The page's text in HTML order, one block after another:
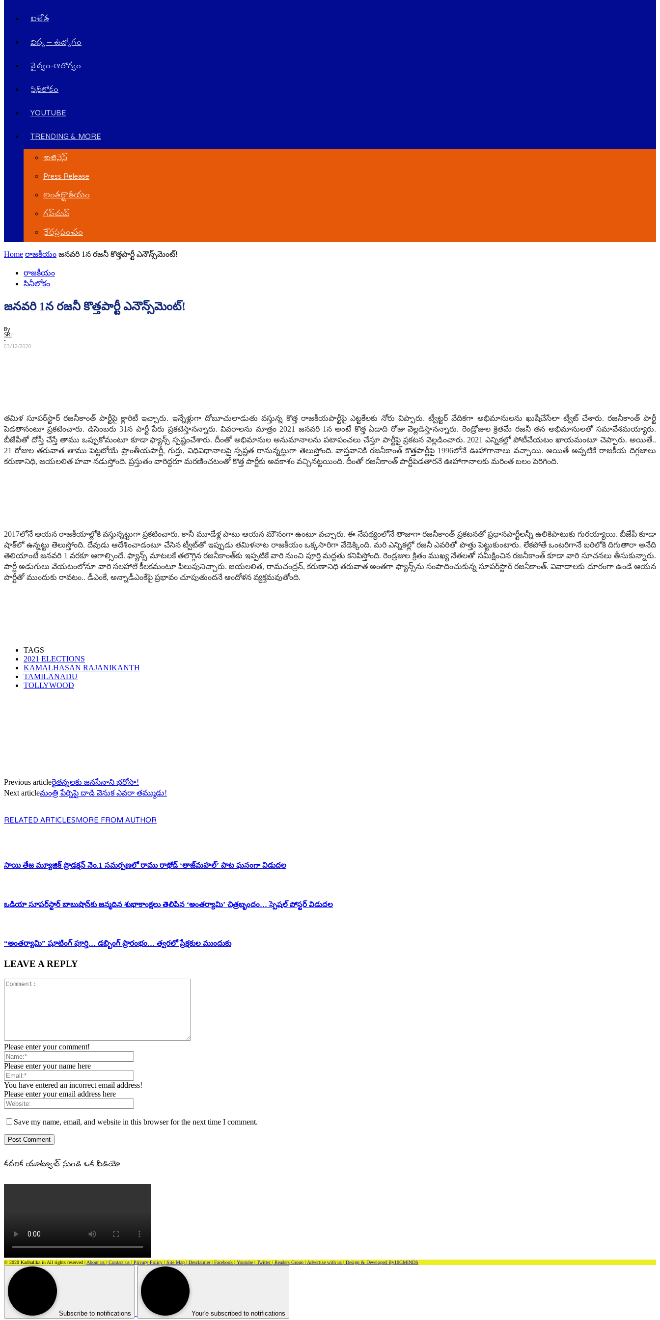
విజేత
విద్య – ఉద్యోగం
వైద్యం-ఆరోగ్యం
సినీలోకం
YOUTUBE
TRENDING & MORE
బిజినెస్
Press Release
అంతర్జాతీయం
గ‌ప్‌చుప్
నేర‌ప్ర‌పంచం
Home రాజ‌కీయం జ‌న‌వ‌రి 1న ర‌జ‌నీ కొత్త‌పార్టీ ఎనౌన్స్‌మెంట్‌!
రాజ‌కీయం
సినీలోకం
జ‌న‌వ‌రి 1న ర‌జ‌నీ కొత్త‌పార్టీ ఎనౌన్స్‌మెంట్‌!
By
SRI
-
03/12/2020
త‌మిళ సూప‌ర్‌స్టార్ ర‌జ‌నీకాంత్ పార్టీపై క్లారిటీ ఇచ్చారు. ఇన్నేళ్లుగా దోబూచులాడుతు వ‌స్తున్న కొత్త రాజ‌కీయ‌పార్టీపై ఎట్ట‌కేల‌కు నోరు విప్పారు. ట్వీట్ట‌ర్ వేదిక‌గా అభిమానుల‌ను ఖుషీచేసేలా ట్వీట్ చేశారు. ర‌జ‌నీకాంత్ పార్టీ
పెడ‌తానంటూ ప్ర‌క‌టించారు. డిసెంబ‌రు 31న పార్టీ పేరు ప్ర‌క‌టిస్తాన‌న్నారు. వివ‌రాల‌ను మాత్రం 2021 జ‌న‌వ‌రి 1న అంటే కొత్త ఏడాది రోజు వెల్ల‌డిస్తాన‌న్నారు. రెండ్రోజుల క్రిత‌మే ర‌జ‌నీ త‌న అభిమానుల‌తో స‌మావేశ‌మ‌య్యారు.
బీజేపీతో దోస్తీ చేస్తే తాము ఒప్పుకోమంటూ కూడా ఫ్యాన్స్ స్ప‌ష్టంచేశారు. దీంతో అభిమానుల అనుమానాల‌ను ప‌టాపంచ‌లు చేస్తూ పార్టీపై ప్ర‌క‌ట‌న వెల్ల‌డించారు. 2021 ఎన్నిక‌ల్లో పోటీచేయ‌టం ఖాయ‌మంటూ చెప్పారు. అయితే..
21 రోజుల త‌రువాత తాము పెట్ట‌బోయే ప్రాంతీయ‌పార్టీ, గుర్తు, విధివిధానాల‌పై స్ప‌ష్ట‌త రానున్న‌ట్టుగా తెలుస్తోంది. వాస్త‌వానికి ర‌జ‌నీకాంత్ కొత్త‌పార్టీపై 1996లోనే ఊహాగానాలు వ‌చ్చాయి. అయితే అప్ప‌టికే రాజ‌కీయ దిగ్గ‌జాలు
క‌రుణానిధి, జ‌య‌ల‌లిత హ‌వా న‌డుస్తోంది. ప్ర‌స్తుతం వారిద్ద‌రూ మ‌ర‌ణించ‌టంతో కొత్త పార్టీకు అవ‌కాశం వ‌చ్చిన‌ట్ట‌యింది. దీంతో ర‌జ‌నీకాంత్ పార్టీపెడ‌తార‌నే ఊహాగానాల‌కు మ‌రింత బ‌లం పెరిగింది.
2017లోనే ఆయ‌న రాజ‌కీయాల్లోకి వ‌స్తున్న‌ట్టుగా ప్ర‌క‌టించారు. కానీ మూడేళ్ల పాటు ఆయ‌న మౌనంగా ఉంటూ వ‌చ్చారు. ఈ నేప‌థ్యంలోనే తాజాగా ర‌జ‌నీకాంత్ ప్ర‌క‌ట‌న‌తో ప్ర‌ధాన‌పార్టీల‌న్నీ ఉలికిపాటుకు గుర‌య్యాయి. బీజేపీ కూడా
షాక్‌లో ఉన్న‌ట్టు తెలుస్తోంది. దేవుడు ఆదేశించాడంటూ చేసిన ట్వీట్‌తో ఇప్పుడు త‌మిళ‌నాట రాజ‌కీయం ఒక్క‌సారిగా వేడెక్కింది. మ‌రి ఎన్నిక‌ల్లో ర‌జ‌నీ ఎవ‌రితో పొత్తు పెట్టుకుంటారు. లేక‌పోతే ఒంట‌రిగానే బ‌రిలోకి దిగుతారా అనేది
తెలియాంటే జ‌న‌వ‌రి 1 వ‌ర‌కూ ఆగాల్సిందే. ఫ్యాన్స్ మాట‌ల‌కే త‌లొగ్గిన ర‌జ‌నీకాంత్‌కు ఇప్ప‌టికే వారి నుంచి పూర్తి మ‌ద్ద‌తు క‌నిపిస్తోంది. రెండ్ర‌జుల క్రితం ముఖ్య నేత‌ల‌తో స‌మీక్షించిన ర‌జ‌నీకాంత్ కూడా వారి సూచ‌న‌లు తీసుకున్నారు.
పార్టీ అడుగులు వేయ‌టంలోనూ వారి స‌ల‌హాలే కీల‌క‌మంటూ పిలుపునిచ్చారు. జ‌య‌ల‌లిత‌, రామ‌చంద్ర‌న్‌, క‌రుణానిధి త‌రువాత అంత‌గా ఫ్యాన్స్‌ను సంపాదించుకున్న సూప‌ర్‌స్టార్ ర‌జ‌నీకాంత్‌. వివాదాల‌కు దూరంగా ఉండే ఆయ‌న
పార్టీతో ముందుకు రావటం.. డీఎంకే, అన్నాడీఎంకేపై ప్ర‌భావం చూపుతుంద‌నే ఆందోళ‌న వ్య‌క్త‌మ‌వుతోంది.
TAGS
2021 ELECTIONS
KAMALHASAN RAJANIKANTH
TAMILANADU
TOLLYWOOD
Previous articleరైత‌న్న‌ల‌కు జ‌న‌సేనాని భ‌రోసా!
Next articleమంత్రి పేర్నిపై దాడి వెనుక ఎవ‌రా త‌మ్ముడు!
RELATED ARTICLESMORE FROM AUTHOR
సాయి తేజ మ్యూజిక్ ప్రొడక్షన్ నెం.1 సమర్పణలో రాము రాథోడ్ ‘తాజ్‌మహల్’ పాట ఘనంగా విడుదల
ఒడియా సూపర్‌స్టార్ బాబుషాన్‌కు జన్మదిన శుభాకాంక్షలు తెలిపిన ‘అంతర్యామి’ చిత్రబృందం… స్పెషల్ పోస్టర్ విడుదల
“అంతర్యామి” షూటింగ్ పూర్తి… డబ్బింగ్ ప్రారంభం… త్వరలో ప్రేక్షకుల ముందుకు
LEAVE A REPLY
Please enter your comment!
Please enter your name here
You have entered an incorrect email address!
Please enter your email address here
Save my name, email, and website in this browser for the next time I comment.
కదలిక యూట్యూబ్ నుండి ఒక వీడియో
© 2020 Kadhalika.in All rights reserved |About us | Contact us | Privacy Policy | Site Map | Desclaimer | Facebook | Youtube | Twitter | Readers Group |Advertise with us | Design & Developed By10GMINDS
Subscribe to notifications Your'e subscribed to notifications